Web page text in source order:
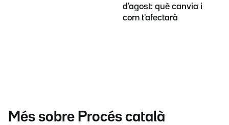
d'agost: què canvia i
com t'afectarà
Més sobre Procés català